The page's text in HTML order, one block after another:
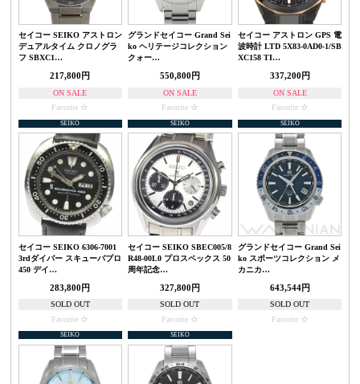
セイコー SEIKO アストロン
デュアルタイム クロノグラ
フ SBXC1…
217,800円
ON SALE
Favorite
グランドセイコー Grand Sei
ko ヘリテージコレクション
クォー…
550,800円
ON SALE
Favorite
セイコー アストロン GPS 電
波時計 LTD 5X83-0AD0-1/SB
XC158 TI…
337,200円
ON SALE
Favorite
SEIKO
セイコー SEIKO 6306-7001
3rdダイバー スキューバプロ
450 デイ…
283,800円
SOLD OUT
Favorite
SEIKO
セイコー SEIKO SBEC005/8
R48-00L0 プロスペックス 50
周年記念…
327,800円
SOLD OUT
Favorite
SEIKO
グランドセイコー Grand Sei
ko スポーツコレクション メ
カニカ…
643,544円
SOLD OUT
Favorite
SEIKO SEIKO